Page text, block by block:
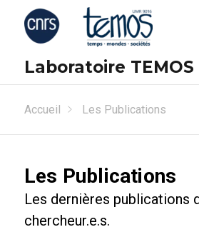
Laboratoire TEMOS
Accueil Les Publications
Les Publications
Les dernières publications
chercheur.e.s.